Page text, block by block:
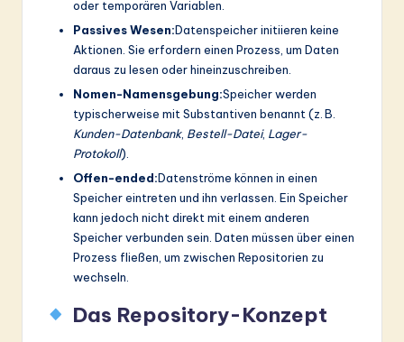
oder temporären Variablen.
Passives Wesen:Datenspeicher initiieren keine
Aktionen. Sie erfordern einen Prozess, um Daten
daraus zu lesen oder hineinzuschreiben.
Nomen-Namensgebung:Speicher werden
typischerweise mit Substantiven benannt (z. B.
Kunden-Datenbank, Bestell-Datei, Lager-
Protokoll).
Offen-ended:Datenströme können in einen
Speicher eintreten und ihn verlassen. Ein Speicher
kann jedoch nicht direkt mit einem anderen
Speicher verbunden sein. Daten müssen über einen
Prozess fließen, um zwischen Repositorien zu
wechseln.
Das Repository-Konzept